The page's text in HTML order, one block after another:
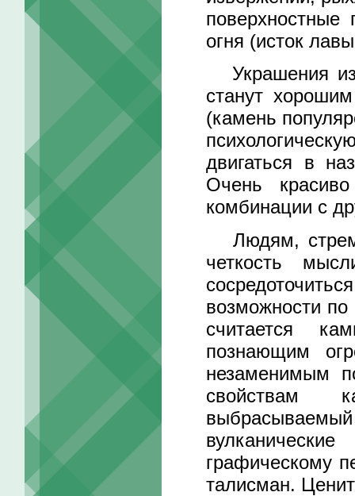
огня (исток
Украшения из
станут
(камень
двигаться в
Очень
комбинации с
Людям,
четкость
возможности
считается
познающим
незаменимым
свойствам
графическому
талисман.